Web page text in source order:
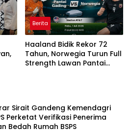
Berita
Haaland Bidik Rekor 72
Tahun, Norwegia Turun Full
Strength Lawan Pantai
Sirait Gandeng Kemendagri
Perketat Verifikasi Penerima
Bedah Rumah BSPS